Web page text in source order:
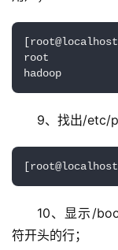
root
hadoop
9、找出/etc/
10、显示/
符开头的行；